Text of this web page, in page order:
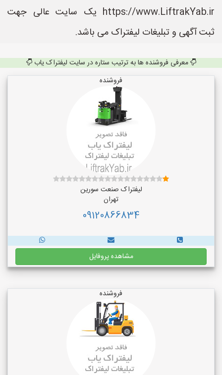
https://www.LiftrakYab.ir یک سایت عالی جهت
ثبت آگهی و تبلیغات لیفتراک می باشد.
معرفی فروشنده ها به ترتیب ستاره در سایت لیفتراک یاب
فروشنده
لیفتراک صنعت سورین
تهران
09120866834
مشاهده پروفایل
فروشنده